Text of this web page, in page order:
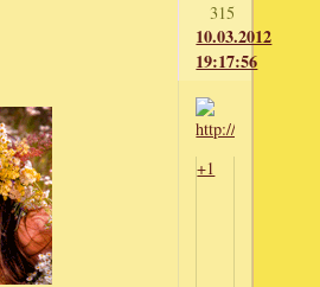
315
10.03.2012
19:17:56
+1